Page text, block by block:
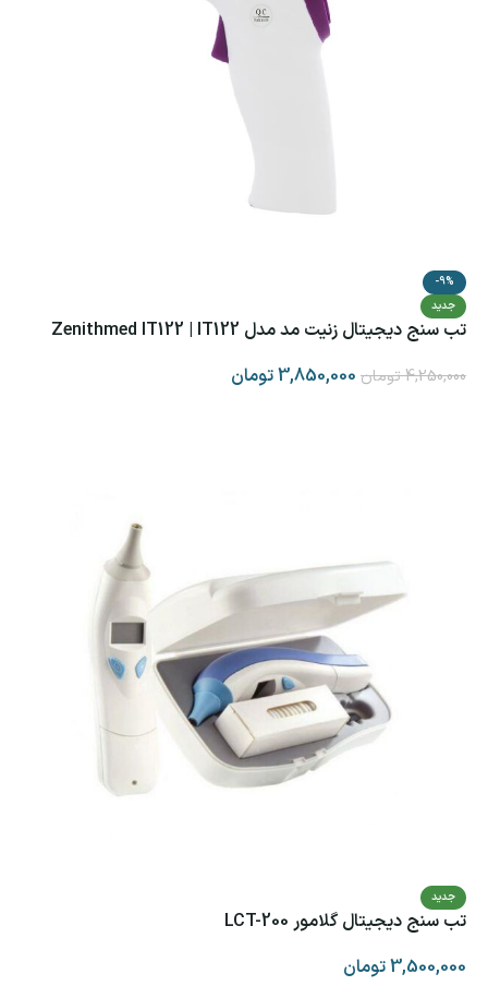
-9%
جدید
تب سنج دیجیتال زنیت مد مدل Zenithmed IT122 | IT122
4,250,000تومان 3,850,000تومان
جدید
تب سنج دیجیتال گلامور LCT-200
3,500,000تومان